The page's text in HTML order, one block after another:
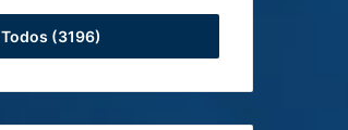
Todos (3196)